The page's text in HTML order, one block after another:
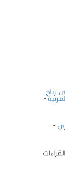
رياح
-
-